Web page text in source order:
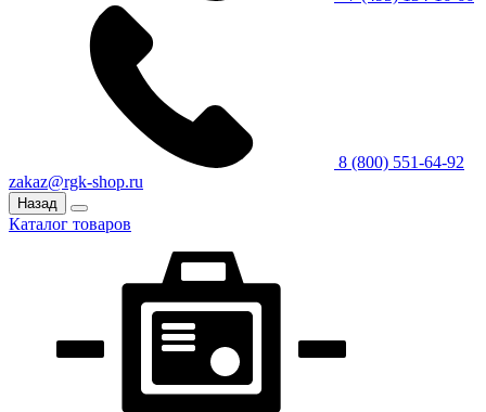
8 (800) 551-64-92
zakaz@rgk-shop.ru
Назад
Каталог товаров